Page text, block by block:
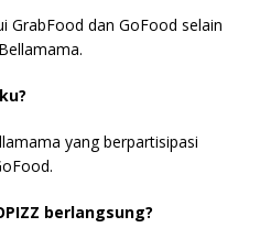
GrabFood dan GoFood selain
yang berpartisipasi
berlangsung?